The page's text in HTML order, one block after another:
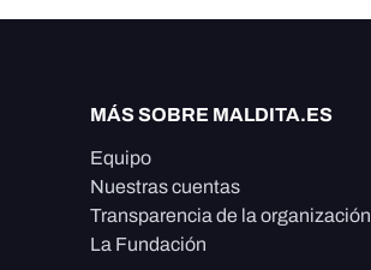
MÁS SOBRE MALDITA.ES
Equipo
Nuestras cuentas
Transparencia de la organización
La Fundación